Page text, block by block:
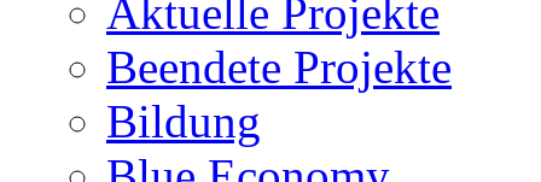
Aktuelle Projekte
Beendete Projekte
Bildung